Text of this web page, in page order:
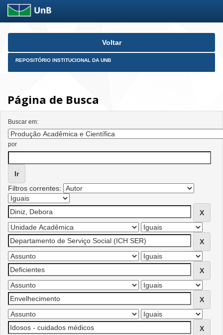
Skip
Voltar
REPOSITÓRIO INSTITUCIONAL DA UNB
Página de Busca
Buscar em:
por
Filtros correntes: